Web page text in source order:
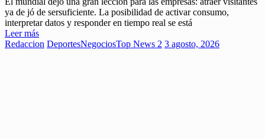
ya de jó de sersuficiente. La posibilidad de activar consumo,
interpretar datos y responder en tiempo real se está
Leer más
Redaccion DeportesNegociosTop News 2 3 agosto, 2026